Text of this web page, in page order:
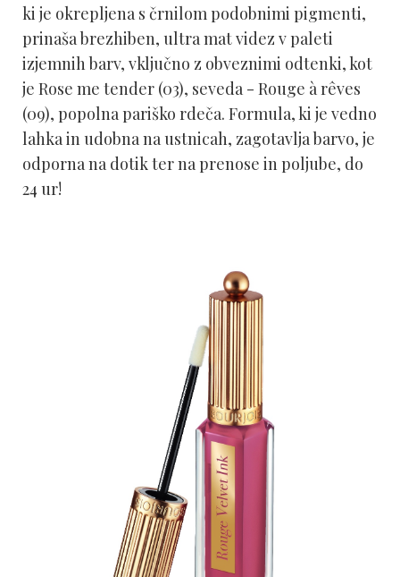
ki je okrepljena s črnilom podobnimi pigmenti,
prinaša brezhiben, ultra mat videz v paleti
izjemnih barv, vključno z obveznimi odtenki, kot
je Rose me tender (03), seveda - Rouge à rêves
(09), popolna pariško rdeča. Formula, ki je vedno
lahka in udobna na ustnicah, zagotavlja barvo, je
odporna na dotik ter na prenose in poljube, do
24 ur!